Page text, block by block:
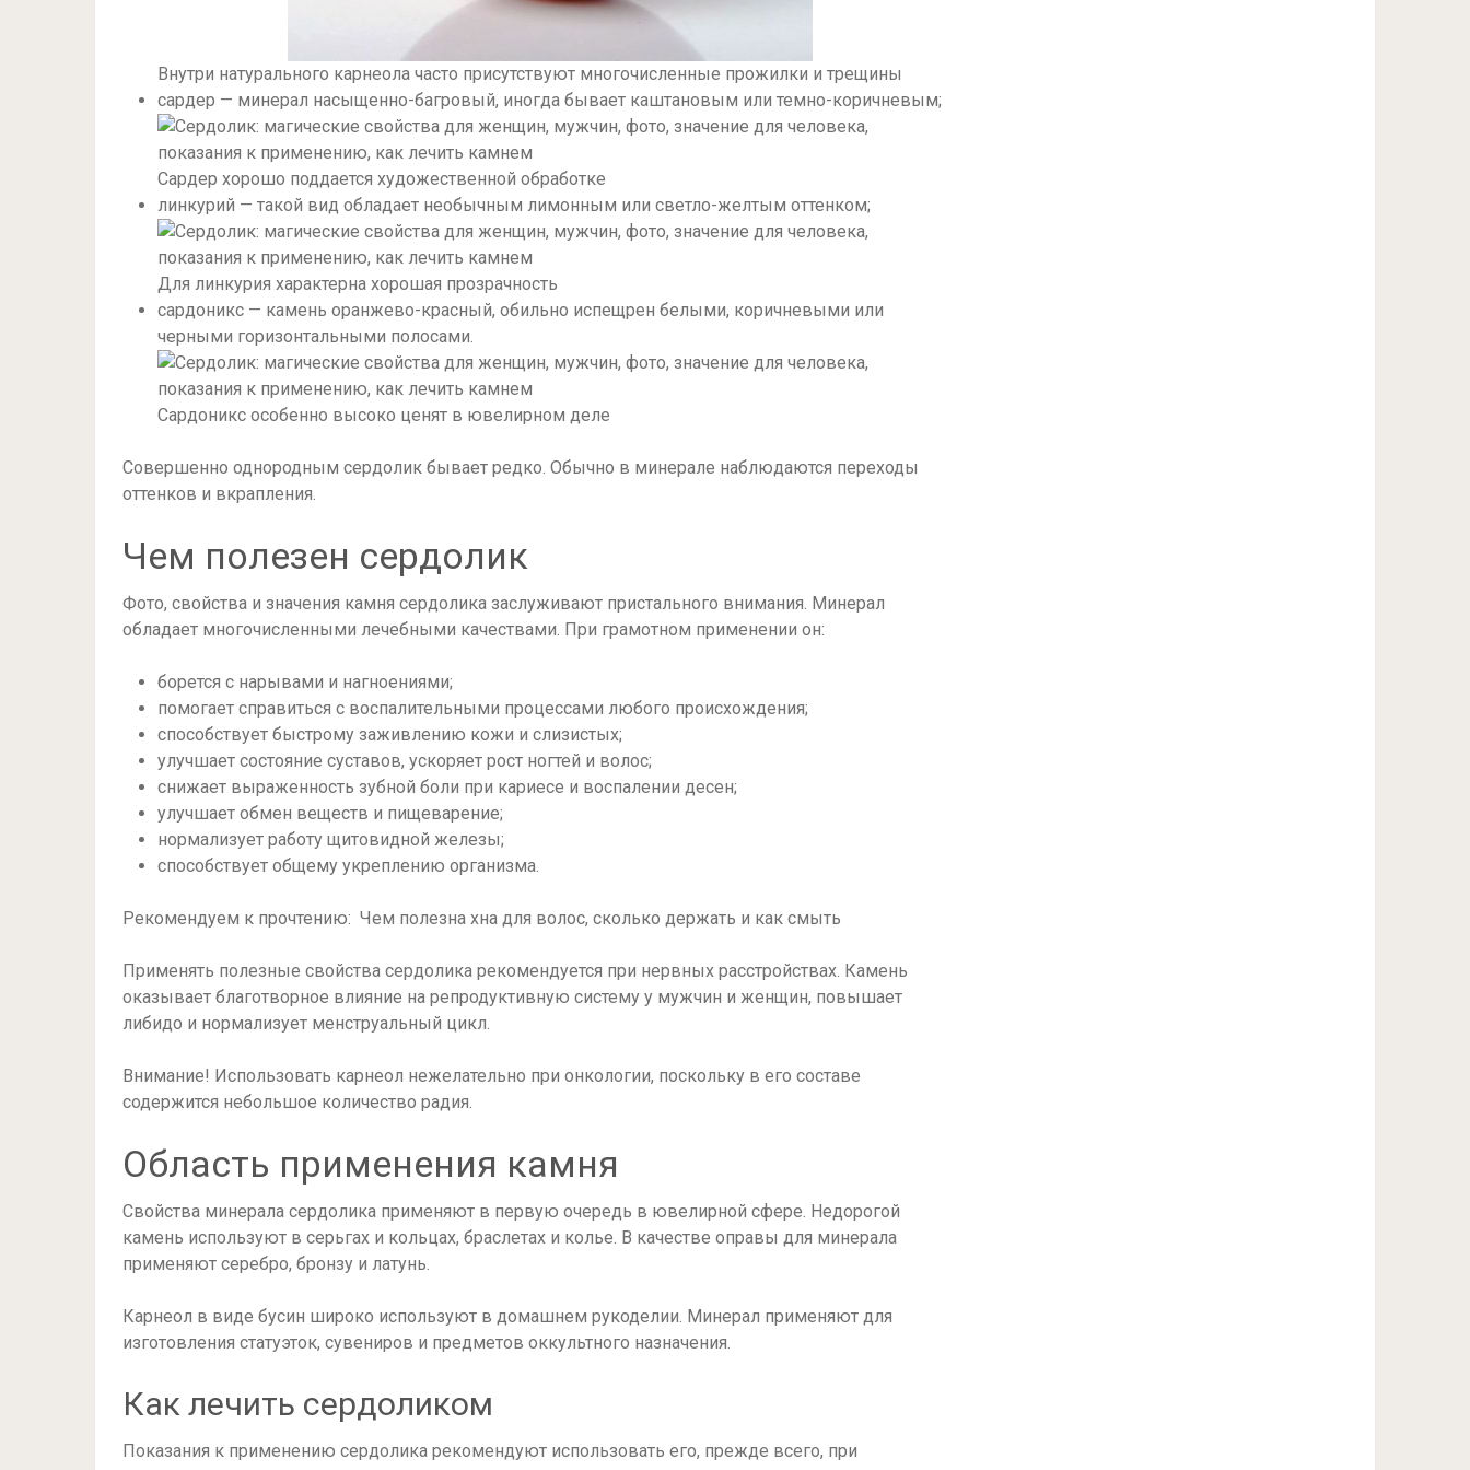
Внутри натурального карнеола часто присутствуют многочисленные прожилки и трещины
сардер — минерал насыщенно-багровый, иногда бывает каштановым или темно-коричневым;
Сардер хорошо поддается художественной обработке
линкурий — такой вид обладает необычным лимонным или светло-желтым оттенком;
Для линкурия характерна хорошая прозрачность
сардоникс — камень оранжево-красный, обильно испещрен белыми, коричневыми или
черными горизонтальными полосами.
Сардоникс особенно высоко ценят в ювелирном деле
Совершенно однородным сердолик бывает редко. Обычно в минерале наблюдаются переходы
оттенков и вкрапления.
Чем полезен сердолик
Фото, свойства и значения камня сердолика заслуживают пристального внимания. Минерал
обладает многочисленными лечебными качествами. При грамотном применении он:
борется с нарывами и нагноениями;
помогает справиться с воспалительными процессами любого происхождения;
способствует быстрому заживлению кожи и слизистых;
улучшает состояние суставов, ускоряет рост ногтей и волос;
снижает выраженность зубной боли при кариесе и воспалении десен;
улучшает обмен веществ и пищеварение;
нормализует работу щитовидной железы;
способствует общему укреплению организма.
Рекомендуем к прочтению: Чем полезна хна для волос, сколько держать и как смыть
Применять полезные свойства сердолика рекомендуется при нервных расстройствах. Камень
оказывает благотворное влияние на репродуктивную систему у мужчин и женщин, повышает
либидо и нормализует менструальный цикл.
Внимание! Использовать карнеол нежелательно при онкологии, поскольку в его составе
содержится небольшое количество радия.
Область применения камня
Свойства минерала сердолика применяют в первую очередь в ювелирной сфере. Недорогой
камень используют в серьгах и кольцах, браслетах и колье. В качестве оправы для минерала
применяют серебро, бронзу и латунь.
Карнеол в виде бусин широко используют в домашнем рукоделии. Минерал применяют для
изготовления статуэток, сувениров и предметов оккультного назначения.
Как лечить сердоликом
Показания к применению сердолика рекомендуют использовать его, прежде всего, при